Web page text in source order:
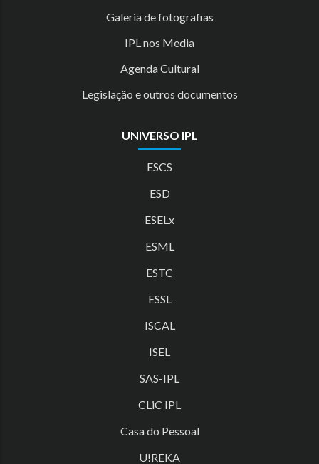
Galeria de fotografias
IPL nos Media
Agenda Cultural
Legislação e outros documentos
UNIVERSO IPL
ESCS
ESD
ESELx
ESML
ESTC
ESSL
ISCAL
ISEL
SAS-IPL
CLiC IPL
Casa do Pessoal
U!REKA